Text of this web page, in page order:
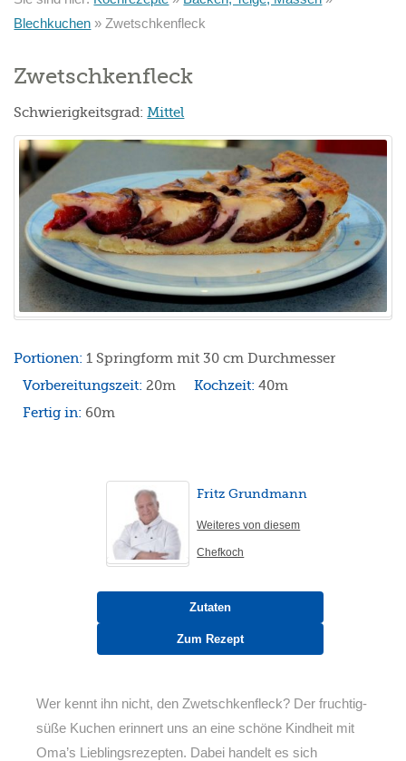
Blechkuchen »Zwetschkenfleck
Zwetschkenfleck
Schwierigkeitsgrad:Mittel
Portionen: 1 Springform mit 30 cm Durchmesser
Vorbereitungszeit:20m Kochzeit:40m
Fertig in: 60m
Fritz Grundmann
Weiteres von diesem
Chefkoch
Zutaten
Zum Rezept
Wer kennt ihn nicht, den Zwetschkenfleck? Der fruchtig-
süße Kuchen erinnert uns an eine schöne Kindheit mit
Oma’s Lieblingsrezepten. Dabei handelt es sich